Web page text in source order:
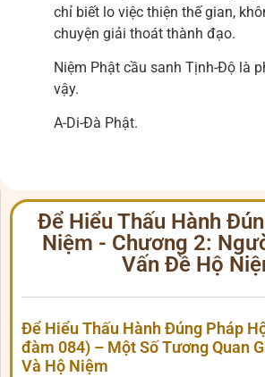
chỉ biết lo việc thiện thế gian,
chuyện giải thoát thành đạo.
Niệm Phật cầu sanh Tịnh-Độ là
vậy.
A-Di-Đà Phật.
Để Hiểu Thấu Hành
Niệm - Chương 2:
Vấn Đề Hộ
Để Hiểu Thấu Hành Đúng Pháp
đàm 084) – Một Số Tương Quan
Và Hộ Niệm